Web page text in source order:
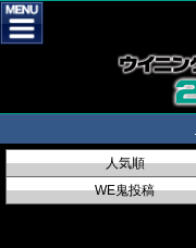
人気順
WE鬼投稿